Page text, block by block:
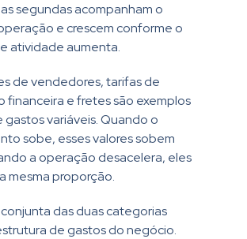
segundas acompanham o
e crescem conforme o
atividade aumenta.
de vendedores, tarifas de
financeira e fretes são exemplos
gastos variáveis. Quando o
sobe, esses valores sobem
a operação desacelera, eles
mesma proporção.
das duas categorias
de gastos do negócio.